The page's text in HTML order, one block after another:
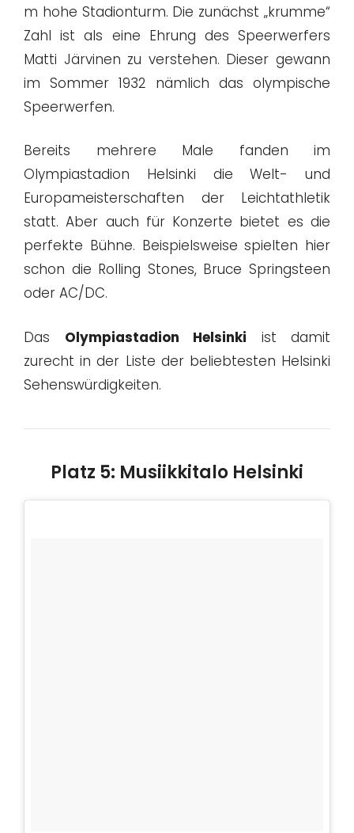
m hohe Stadionturm. Die zunächst „krumme“
Zahl ist als eine Ehrung des Speerwerfers
Matti Järvinen zu verstehen. Dieser gewann
im Sommer 1932 nämlich das olympische
Speerwerfen.
Bereits mehrere Male fanden im
Olympiastadion Helsinki die Welt- und
Europameisterschaften der Leichtathletik
statt. Aber auch für Konzerte bietet es die
perfekte Bühne. Beispielsweise spielten hier
schon die Rolling Stones, Bruce Springsteen
oder AC/DC.
Das Olympiastadion Helsinki ist damit
zurecht in der Liste der beliebtesten Helsinki
Sehenswürdigkeiten.
Platz 5: Musiikkitalo Helsinki